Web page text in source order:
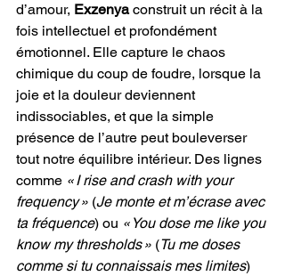
d’amour, Exzenya construit un récit à la
fois intellectuel et profondément
émotionnel. Elle capture le chaos
chimique du coup de foudre, lorsque la
joie et la douleur deviennent
indissociables, et que la simple
présence de l’autre peut bouleverser
tout notre équilibre intérieur. Des lignes
comme « I rise and crash with your
frequency » (Je monte et m’écrase avec
ta fréquence) ou « You dose me like you
know my thresholds » (Tu me doses
comme si tu connaissais mes limites)